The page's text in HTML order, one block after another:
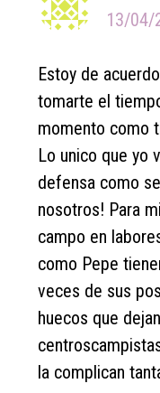
13/04/
Estoy de
tomarte el
momento como
Lo unico que yo
defensa como
nosotros! Para
campo en
como Pepe
veces de sus
huecos que
la complican